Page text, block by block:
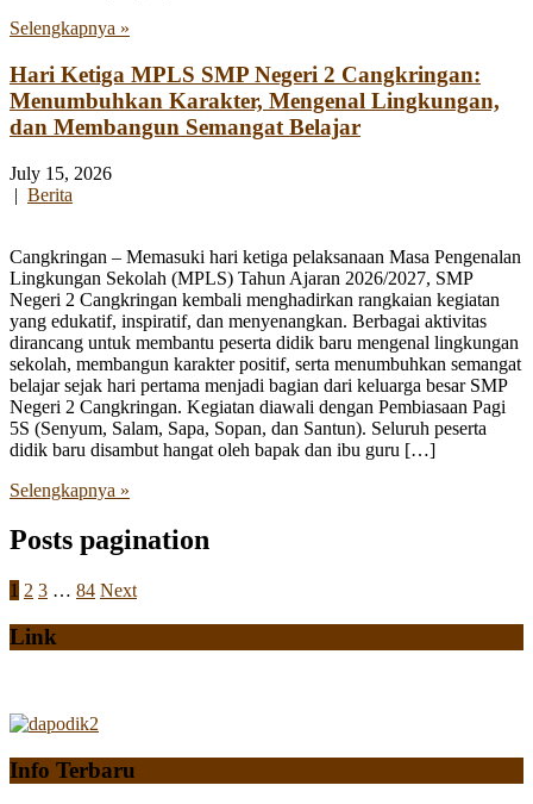
Selengkapnya »
Hari Ketiga MPLS SMP Negeri 2 Cangkringan:
Menumbuhkan Karakter, Mengenal Lingkungan,
dan Membangun Semangat Belajar
July 15, 2026
| Berita
Cangkringan – Memasuki hari ketiga pelaksanaan Masa Pengenalan
Lingkungan Sekolah (MPLS) Tahun Ajaran 2026/2027, SMP
Negeri 2 Cangkringan kembali menghadirkan rangkaian kegiatan
yang edukatif, inspiratif, dan menyenangkan. Berbagai aktivitas
dirancang untuk membantu peserta didik baru mengenal lingkungan
sekolah, membangun karakter positif, serta menumbuhkan semangat
belajar sejak hari pertama menjadi bagian dari keluarga besar SMP
Negeri 2 Cangkringan. Kegiatan diawali dengan Pembiasaan Pagi
5S (Senyum, Salam, Sapa, Sopan, dan Santun). Seluruh peserta
didik baru disambut hangat oleh bapak dan ibu guru […]
Selengkapnya »
Posts pagination
1 2 3 … 84 Next
Link
Info Terbaru